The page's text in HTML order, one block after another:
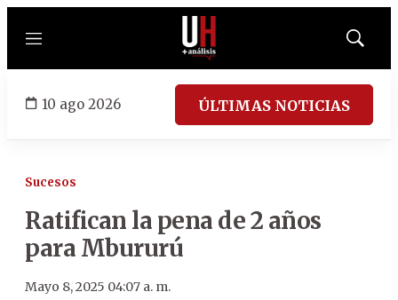
Menú
Mostrar
10 ago 2026 ÚLTIMAS NOTICIAS
Sucesos
Ratifican la pena de 2 años
para Mbururú
Mayo 8, 2025 04:07 a. m.